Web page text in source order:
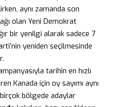
aynı zamanda son
olan Yeni Demokrat
bir yenilgi alarak sadece 7
yeniden seçilmesinde
tarihin en hızlı
Kanada için oy sayımı aynı
birçok bölgede adaylar